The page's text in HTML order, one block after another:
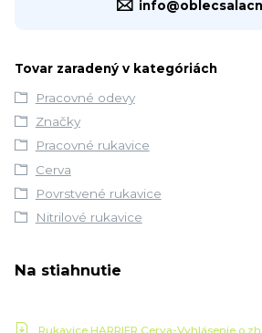
Tovar zaradený v kategóriách
Pracovné odevy
Značky
Pracovné rukavice
Cerva
Povrstvené rukavice
Nitrilové rukavice
Na stiahnutie
Rukavice HARRIER Cerva-Vyhlásenie o